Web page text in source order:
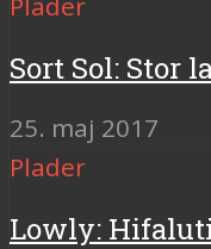
Sort Sol: Stor
25. maj 2017
Plader
Lowly: